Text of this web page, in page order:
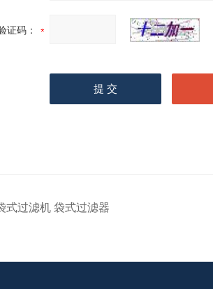
证码：
式过滤机 袋式过滤器